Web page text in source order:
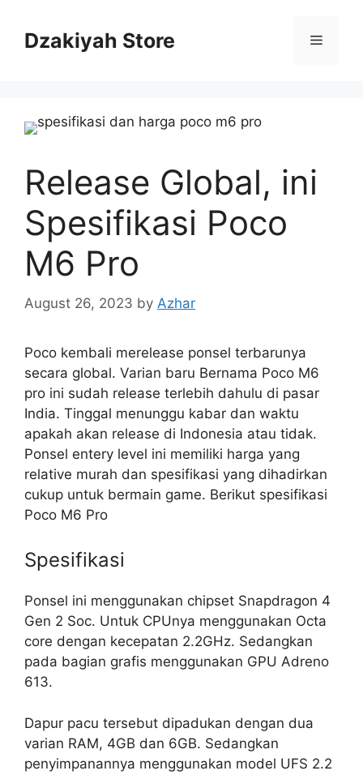
contentDzakiyah Store Menu
Release Global, ini
Spesifikasi Poco
M6 Pro
August 26, 2023 by Azhar
Poco kembali merelease ponsel terbarunya
secara global. Varian baru Bernama Poco M6
pro ini sudah release terlebih dahulu di pasar
India. Tinggal menunggu kabar dan waktu
apakah akan release di Indonesia atau tidak.
Ponsel entery level ini memiliki harga yang
relative murah dan spesifikasi yang dihadirkan
cukup untuk bermain game. Berikut spesifikasi
Poco M6 Pro
Spesifikasi
Ponsel ini menggunakan chipset Snapdragon 4
Gen 2 Soc. Untuk CPUnya menggunakan Octa
core dengan kecepatan 2.2GHz. Sedangkan
pada bagian grafis menggunakan GPU Adreno
613.
Dapur pacu tersebut dipadukan dengan dua
varian RAM, 4GB dan 6GB. Sedangkan
penyimpanannya menggunakan model UFS 2.2